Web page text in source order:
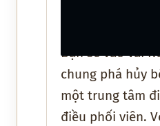
Bạn sẽ vào vai
chung phá hủy
một trung tâm
điều phối viên.